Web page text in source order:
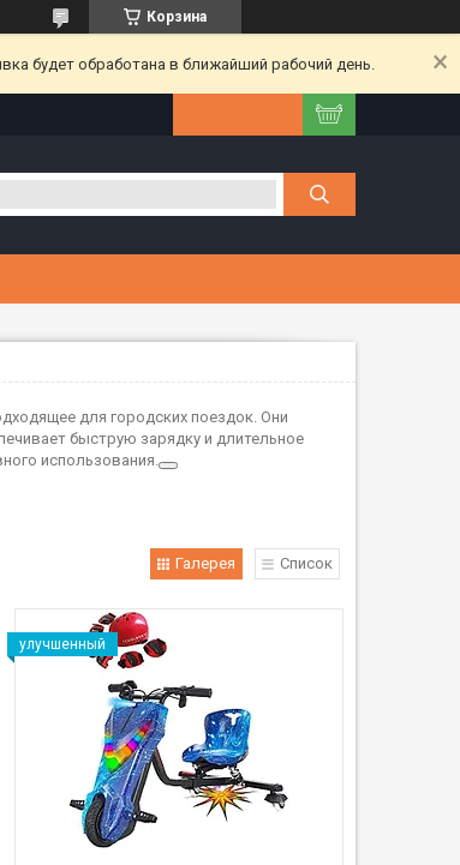
Корзина
будет обработана в ближайший рабочий день.
для городских поездок. Они
быструю зарядку и длительное
использования.
Галерея Список
улучшенный